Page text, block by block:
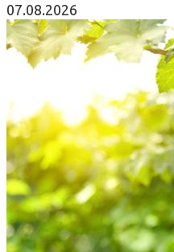
07.08.2026